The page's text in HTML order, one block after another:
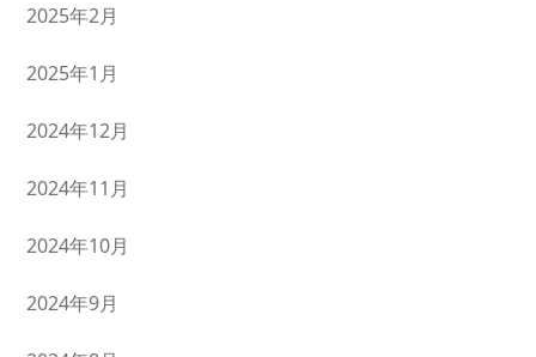
2025年2月
2025年1月
2024年12月
2024年11月
2024年10月
2024年9月